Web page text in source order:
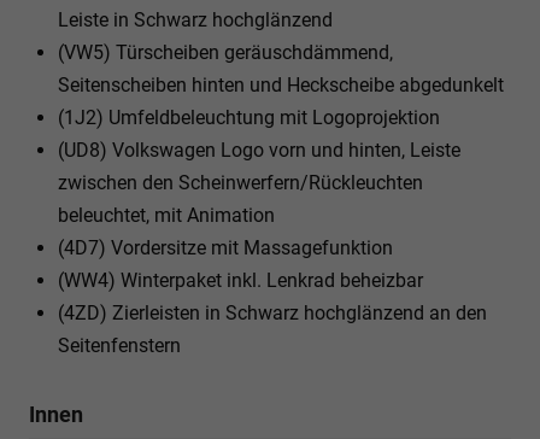
Leiste in Schwarz hochglänzend
(VW5) Türscheiben geräuschdämmend,
Seitenscheiben hinten und Heckscheibe abgedunkelt
(1J2) Umfeldbeleuchtung mit Logoprojektion
(UD8) Volkswagen Logo vorn und hinten, Leiste
zwischen den Scheinwerfern/Rückleuchten
beleuchtet, mit Animation
(4D7) Vordersitze mit Massagefunktion
(WW4) Winterpaket inkl. Lenkrad beheizbar
(4ZD) Zierleisten in Schwarz hochglänzend an den
Seitenfenstern
Innen